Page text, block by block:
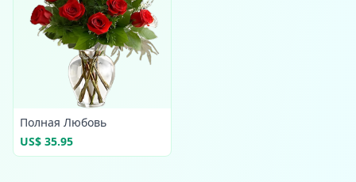
Полная Любовь
US$ 35.95